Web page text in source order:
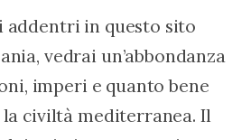
addentri in questo sito
vedrai un’abbondanza
imperi e quanto bene
civiltà mediterranea. Il